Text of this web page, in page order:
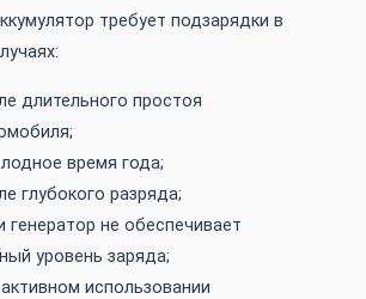
требует подзарядки в
длительного простоя
время года;
глубокого разряда;
генератор не обеспечивает
уровень заряда;
использовании